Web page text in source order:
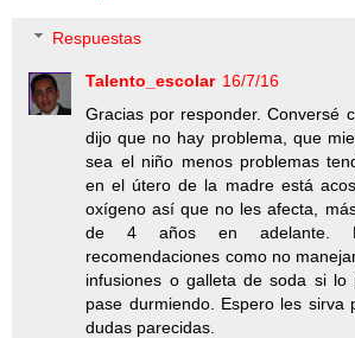
Respuestas
Talento_escolar 16/7/16
Gracias por responder. Conversé
dijo que no hay problema, que
sea el niño menos problemas
en el útero de la madre está
oxígeno así que no les afecta,
de 4 años en adelante.
recomendaciones como no
infusiones o galleta de soda si lo
pase durmiendo. Espero les sirva
dudas parecidas.